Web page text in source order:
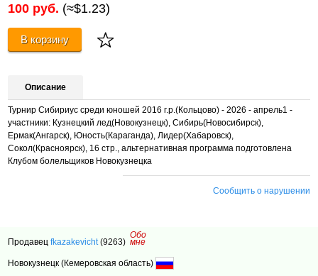
100 руб. (≈$1.23)
В корзину
Описание
Турнир Сибириус среди юношей 2016 г.р.(Кольцово) - 2026 - апрель1 -
участники: Кузнецкий лед(Новокузнецк), Сибирь(Новосибирск),
Ермак(Ангарск), Юность(Караганда), Лидер(Хабаровск),
Сокол(Красноярск), 16 стр.,альтернативная программа подготовлена
Клубом болельщиков Новокузнецка
Сообщить о нарушении
Продавецfkazakevicht (9263)
Обо
мне
Новокузнецк (Кемеровская область)